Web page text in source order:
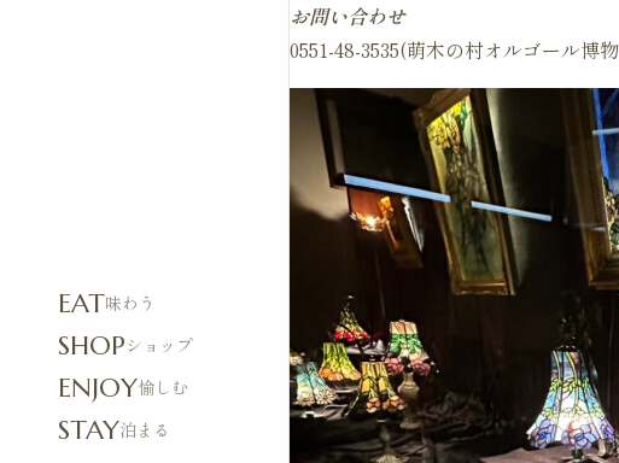
EAT味わう
SHOPショップ
ENJOY愉しむ
STAY泊まる
お問い合わせ
0551-48-3535(萌木の村オルゴール博